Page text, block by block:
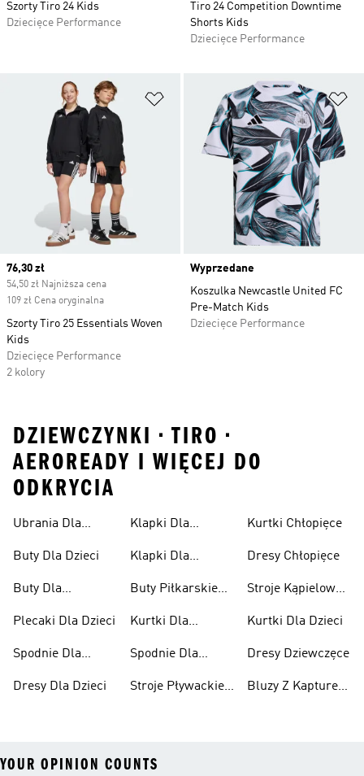
Szorty Tiro 24 Kids
Dziecięce Performance
Tiro 24 Competition Downtime
Shorts Kids
Dziecięce Performance
Dodaj do listy życzeń
Current price
76,30 zł
54,50 zł Najniższa cena
109 zł Cena oryginalna
Szorty Tiro 25 Essentials Woven
Kids
Dziecięce Performance
2 kolory
Wyprzedane
Koszulka Newcastle United FC
Pre-Match Kids
Dziecięce Performance
DZIEWCZYNKI • TIRO •
AEROREADY I WIĘCEJ DO
ODKRYCIA
Ubrania Dla
Buty Dla Dzieci
Buty Dla
Plecaki Dla Dzieci
Spodnie Dla
Dresy Dla Dzieci
Klapki Dla
Klapki Dla
Buty Piłkarskie
Kurtki Dla
Spodnie Dla
Stroje Pływackie
Kurtki Chłopięce
Dresy Chłopięce
Stroje Kąpielowe
Kurtki Dla Dzieci
Dresy Dziewczęce
Bluzy Z Kapturem
YOUR OPINION COUNTS